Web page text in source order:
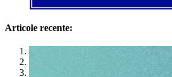
Articole recente: